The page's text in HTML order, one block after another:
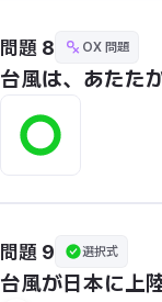
問題 8 OX 問題
台風は、あたた
問題 9 選択式
台風が日本に上